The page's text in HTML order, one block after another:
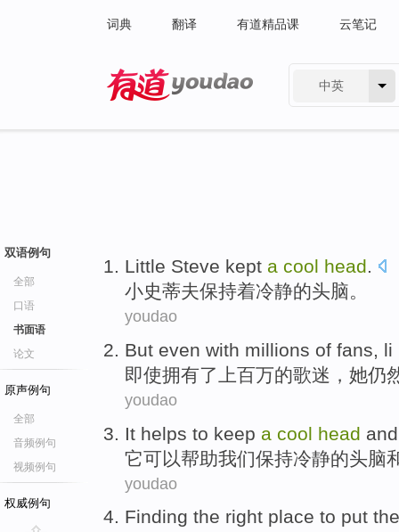
词典 翻译 有道精品课 云笔记
中英
双语例句
全部
口语
书面语
论文
原声例句
全部
音频例句
视频例句
权威例句
Little Steve kept a cool head.
小史蒂夫保持着冷静的头脑。
youdao
But even with millions of fans, li
即使拥有了 上百万的歌迷 ，她仍
youdao
It helps to keep a cool head and
它可以帮助我们保持冷静的头脑
youdao
Finding the right place to put the